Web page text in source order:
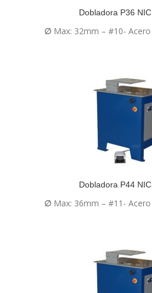
Dobladora P36
∅ Max: 32mm – #10-
Dobladora P44
∅ Max: 36mm – #11-